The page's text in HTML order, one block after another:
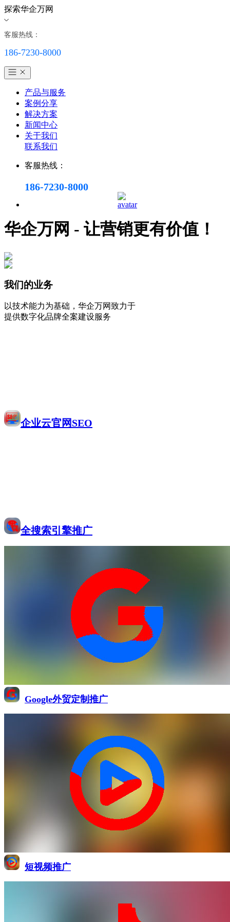
探索华企万网
客服热线：
186-7230-8000
产品与服务
案例分享
解决方案
新闻中心
关于我们
联系我们
客服热线：
186-7230-8000
华企万网 - 让营销更有价值！
我们的业务
以技术能力为基础，华企万网致力于
提供数字化品牌全案建设服务
企业云官网SEO
全搜索引擎推广
Google外贸定制推广
短视频推广